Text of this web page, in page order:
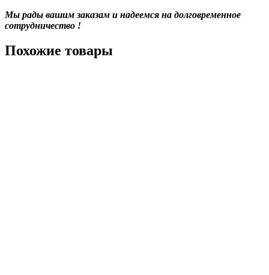
Мы рады вашим заказам и надеемся на долговременное
сотрудничество !
Похожие товары